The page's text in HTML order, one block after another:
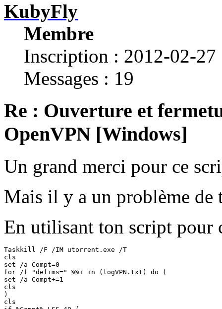
KubyFly
Membre
Inscription : 2012-02-27
Messages : 19
Re : Ouverture et
OpenVPN [Windows]
Un grand merci pour ce
Mais il y a un problème de
En utilisant ton script pour
Taskkill /F /IM utorrent.exe /T
cls
set /a Compt=0
for /f "delims=" %%i in (logVPN.txt) do (
set /a Compt+=1
cls
)
cls